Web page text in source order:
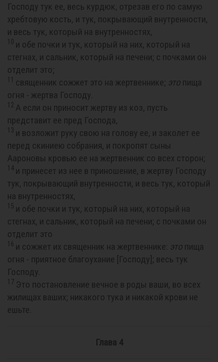
Господу тук ее, весь курдюк, отрезав его по самую
хребтовую кость, и тук, покрывающий внутренности,
и весь тук, который на внутренностях,
10 и обе почки и тук, который на них, который на
стегнах, и сальник, который на печени; с почками он
отделит это;
священник сожжет это на жертвеннике; это пища
огня - жертва Господу.
12 А если он приносит жертву из коз, пусть
представит ее пред Господа,
13 и возложит руку свою на голову ее, и заколет ее
перед скиниею собрания, и покропят сыны
Аароновы кровью ее на жертвенник со всех сторон;
14 и принесет из нее в приношение, в жертву Господу
тук, покрывающий внутренности, и весь тук, который
на внутренностях,
15 и обе почки и тук, который на них, который на
стегнах, и сальник, который на печени; с почками он
отделит это
16 и сожжет их священник на жертвеннике: это пища
огня - приятное благоухание [Господу]; весь тук
Господу.
17 Это постановление вечное в роды ваши, во всех
жилищах ваших; никакого тука и никакой крови не
ешьте.
Глава 4